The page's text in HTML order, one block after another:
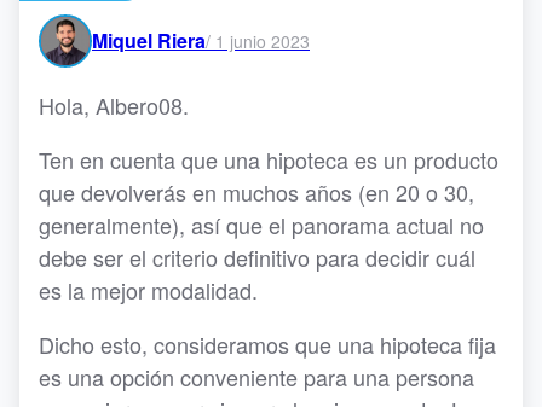
Miquel Riera/ 1 junio 2023
Hola, Albero08.
Ten en cuenta que una hipoteca es un producto
que devolverás en muchos años (en 20 o 30,
generalmente), así que el panorama actual no
debe ser el criterio definitivo para decidir cuál
es la mejor modalidad.
Dicho esto, consideramos que una hipoteca fija
es una opción conveniente para una persona